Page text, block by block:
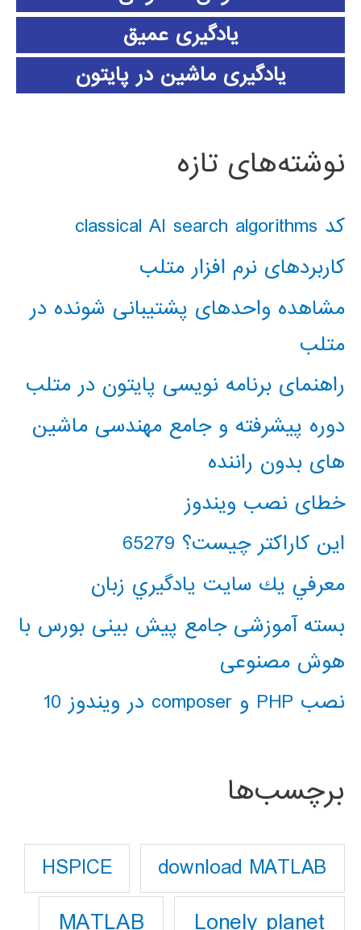
یادگیری عمیق
یادگیری ماشین در پایتون
نوشته‌های تازه
کد classical AI search algorithms
کاربردهای نرم افزار متلب
مشاهده واحدهای پشتیبانی شونده در
متلب
راهنمای برنامه نویسی پایتون در متلب
دوره پیشرفته و جامع مهندسی ماشین
های بدون راننده
خطای نصب ویندوز
این کاراکتر چیست؟ 65279
معرفي يك سايت يادگيري زبان
بسته آموزشی جامع پیش بینی بورس با
هوش مصنوعی
نصب PHP و composer در ویندوز 10
برچسب‌ها
download MATLAB
HSPICE